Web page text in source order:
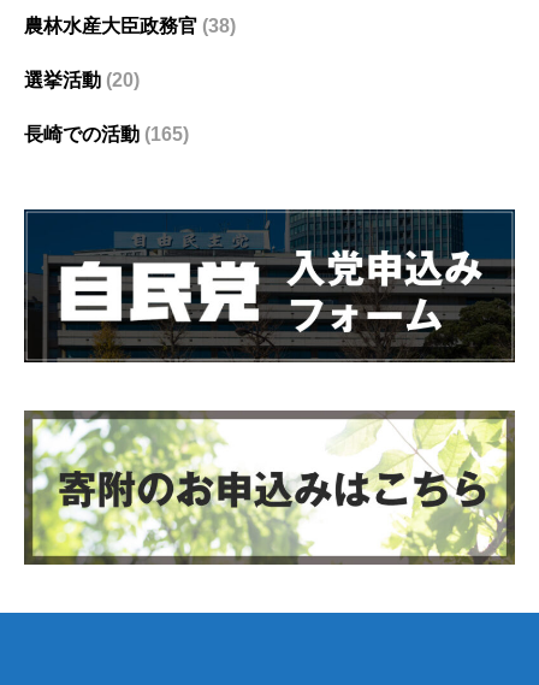
農林水産大臣政務官 (38)
選挙活動 (20)
長崎での活動 (165)